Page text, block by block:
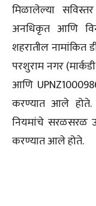
मिळालेल्या
अनधिकृत आणि
शहरातील नामांकित
परशुराम नगर
आणि
करण्यात आले होते.
नियमांचे सरळसरळ
करण्यात आले होते.